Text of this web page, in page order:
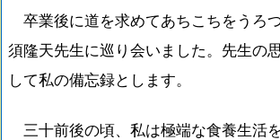
卒業後に道を求めてあちこちをうろ
須隆天先生に巡り会いました。先生の
して私の備忘録とします。
三十前後の頃、私は極端な食養生活